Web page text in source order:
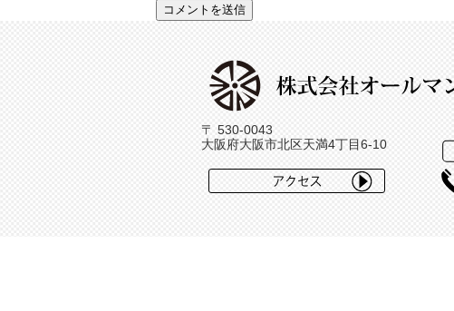
〒 530-0043
大阪府大阪市北区天満4丁目6-10